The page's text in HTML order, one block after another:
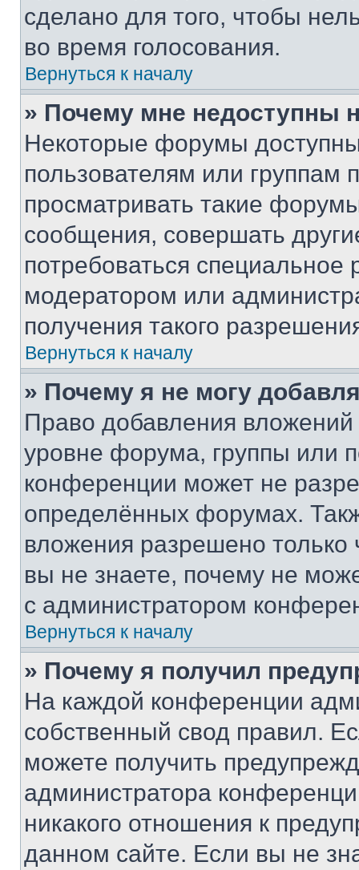
сделано для того, чтобы
во время голосования.
Вернуться к началу
» Почему мне недоступны
Некоторые форумы
пользователям или группам
просматривать такие
сообщения, совершать
потребоваться
модератором или
получения такого
Вернуться к началу
» Почему я не могу
Право добавления
уровне форума, группы или
конференции может не
определённых форумах.
вложения разрешено
вы не знаете, почему не
с администратором
Вернуться к началу
» Почему я получил
На каждой конференции
собственный свод правил.
можете получить
администратора
никакого отношения к
данном сайте. Если вы не